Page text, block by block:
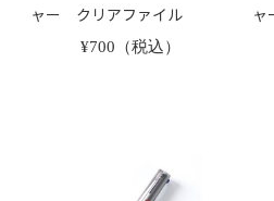
ャー クリアファイル
¥700（税込）